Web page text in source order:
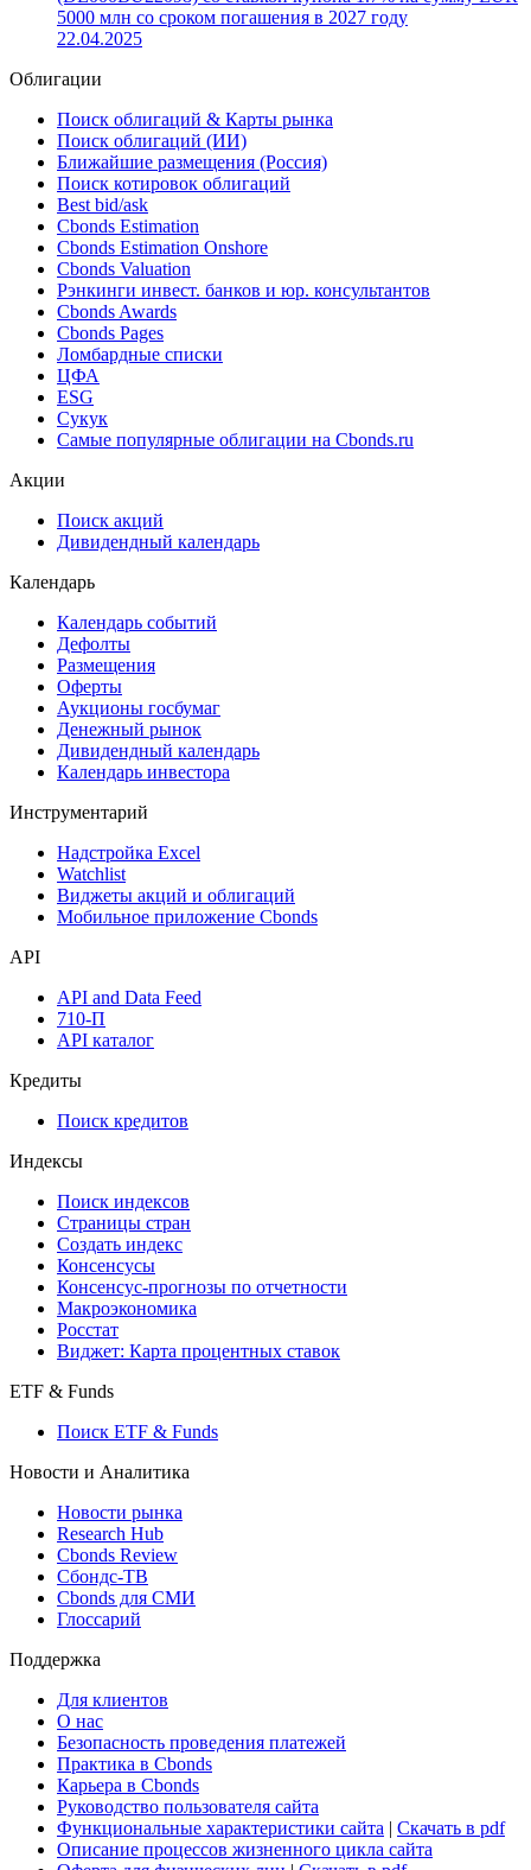
погашения в 2026 году
12.05.2025
(DE000BU22098) со ставкой купона 1.7% на сумму EUR
22.04.2025
Облигации
Поиск облигаций & Карты рынка
Поиск облигаций (ИИ)
Ближайшие размещения (Россия)
Поиск котировок облигаций
Best bid/ask
Cbonds Estimation
Cbonds Estimation Onshore
Cbonds Valuation
Рэнкинги инвест. банков и юр. консультантов
Cbonds Awards
Cbonds Pages
Ломбардные списки
ESG
Самые популярные облигации на Cbonds.ru
Дивидендный календарь
Календарь
Календарь событий
Дефолты
Размещения
Оферты
Аукционы госбумаг
Денежный рынок
Календарь инвестора
Инструментарий
Надстройка Excel
Мобильное приложение Cbonds
API
API and Data Feed
API каталог
Кредиты
Поиск кредитов
Индексы
Поиск индексов
Страницы стран
Создать индекс
Консенсусы
Консенсус-прогнозы по отчетности
Макроэкономика
Виджет: Карта процентных ставок
ETF & Funds
Поиск ETF & Funds
Новости и Аналитика
Новости рынка
Research Hub
Cbonds Review
Сбондс-ТВ
Глоссарий
Поддержка
Для клиентов
О нас
Безопасность проведения платежей
Практика в Cbonds